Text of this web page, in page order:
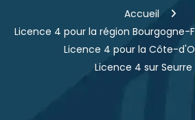
Accueil
Licence 4 pour la région
Licence 4 pour la Côte-
Licence 4 sur Seurre